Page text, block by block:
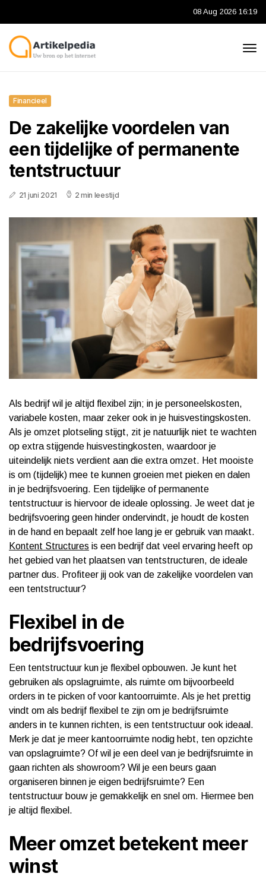
08 Aug 2026 16:19
Financieel
De zakelijke voordelen van
een tijdelijke of permanente
tentstructuur
21 juni 2021 2 min leestijd
Als bedrijf wil je altijd flexibel zijn; in je personeelskosten,
variabele kosten, maar zeker ook in je huisvestingskosten.
Als je omzet plotseling stijgt, zit je natuurlijk niet te wachten
op extra stijgende huisvestingkosten, waardoor je
uiteindelijk niets verdient aan die extra omzet. Het mooiste
is om (tijdelijk) mee te kunnen groeien met pieken en dalen
in je bedrijfsvoering. Een tijdelijke of permanente
tentstructuur is hiervoor de ideale oplossing. Je weet dat je
bedrijfsvoering geen hinder ondervindt, je houdt de kosten
in de hand en bepaalt zelf hoe lang je er gebruik van maakt.
Kontent Structures is een bedrijf dat veel ervaring heeft op
het gebied van het plaatsen van tentstructuren, de ideale
partner dus. Profiteer jij ook van de zakelijke voordelen van
een tentstructuur?
Flexibel in de
bedrijfsvoering
Een tentstructuur kun je flexibel opbouwen. Je kunt het
gebruiken als opslagruimte, als ruimte om bijvoorbeeld
orders in te picken of voor kantoorruimte. Als je het prettig
vindt om als bedrijf flexibel te zijn om je bedrijfsruimte
anders in te kunnen richten, is een tentstructuur ook ideaal.
Merk je dat je meer kantoorruimte nodig hebt, ten opzichte
van opslagruimte? Of wil je een deel van je bedrijfsruimte in
gaan richten als showroom? Wil je een beurs gaan
organiseren binnen je eigen bedrijfsruimte? Een
tentstructuur bouw je gemakkelijk en snel om. Hiermee ben
je altijd flexibel.
Meer omzet betekent meer
winst